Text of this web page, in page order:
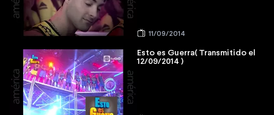
11/09/2014
Esto es Guerra( Transmitido el
12/09/2014 )